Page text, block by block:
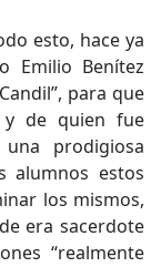
esto, hace ya
Emilio Benítez
para que
y de quien fue
prodigiosa
alumnos estos
los mismos,
era sacerdote
“realmente